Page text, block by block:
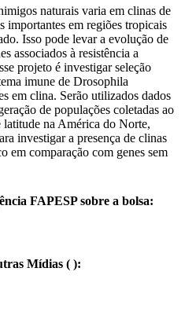
naturais varia em clinas de
importantes em regiões tropicais
Isso pode levar a evolução de
associados à resistência a
projeto é investigar seleção
imune de Drosophila
em clina. Serão utilizados dados
de populações coletadas ao
na América do Norte,
investigar a presença de clinas
em comparação com genes sem
FAPESP sobre a bolsa:
Mídias ( ):